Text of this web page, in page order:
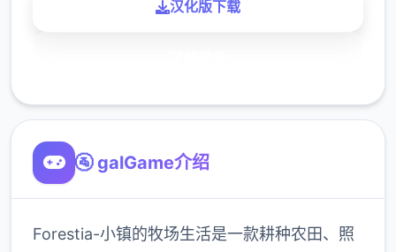
汉化版下载
🚰 galGame介绍
Forestia-小镇的牧场生活是一款耕种农田、照